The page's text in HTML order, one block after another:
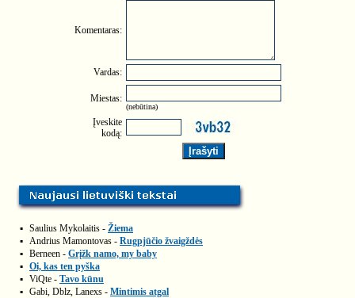
Komentaras:
Vardas:
Miestas:
(nebūtina)
Įveskite
kodą:
▪ Saulius Mykolaitis - Žiema
▪ Andrius Mamontovas - Rugpjūčio žvaigždės
▪ Berneen - Grįžk namo, my baby
▪ Oi, kas ten pyška
▪ ViQte - Tavo kūnu
▪ Gabi, Dblz, Lanexs - Mintimis atgal